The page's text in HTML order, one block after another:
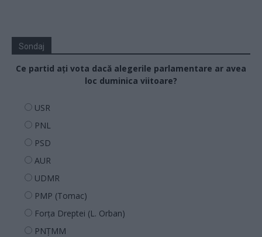
Sondaj
Ce partid ați vota dacă alegerile parlamentare ar avea
loc duminica viitoare?
USR
PNL
PSD
AUR
UDMR
PMP (Tomac)
Forța Dreptei (L. Orban)
PNȚMM